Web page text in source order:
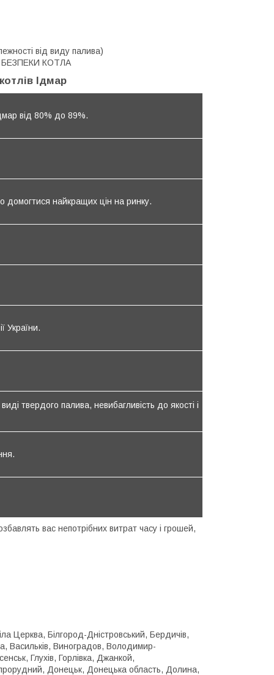
від виду палива)
КОТЛА
Ідмар
від 80% до 89%.
домогтися найкращих цін на ринку.
України.
твердого палива, невибагливість до якості і
вас непотрібних витрат часу і грошей,
Церква, Білгород-Дністровський, Бердичів,
Васильків, Виноградов, Володимир-
Глухів, Горлівка, Джанкой,
Донецьк, Донецька область, Долина,